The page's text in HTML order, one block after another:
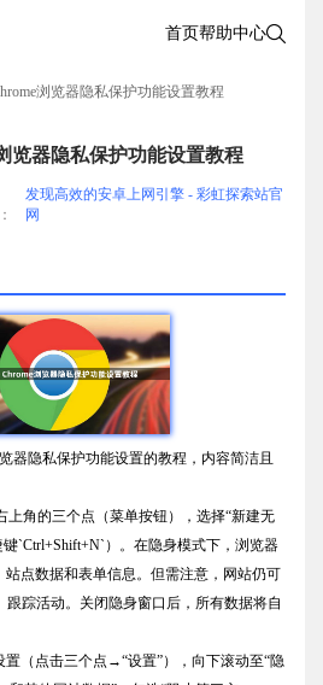
首页帮助中心
浏览器隐私保护功能设置教程
览器隐私保护功能设置教程
发现高效的安卓上网引擎 - 彩虹探索站官
网
器隐私保护功能设置的教程，内容简洁且
上角的三个点（菜单按钮），选择“新建无
`Ctrl+Shift+N`）。在隐身模式下，浏览器
站点数据和表单信息。但需注意，网站仍可
踪活动。关闭隐身窗口后，所有数据将自
置（点击三个点→“设置”），向下滚动至“隐